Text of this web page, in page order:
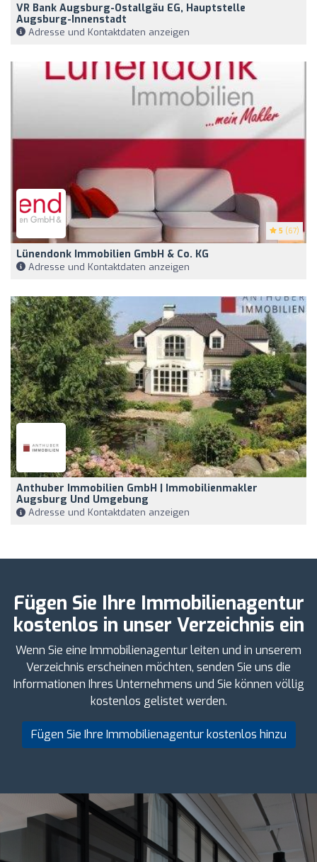
VR Bank Augsburg-Ostallgäu EG, Hauptstelle
Augsburg-Innenstadt
Adresse und Kontaktdaten anzeigen
5 (67)
Lünendonk Immobilien GmbH & Co. KG
Adresse und Kontaktdaten anzeigen
Anthuber Immobilien GmbH | Immobilienmakler
Augsburg Und Umgebung
Adresse und Kontaktdaten anzeigen
Fügen Sie Ihre Immobilienagentur
kostenlos in unser Verzeichnis ein
Wenn Sie eine Immobilienagentur leiten und in unserem
Verzeichnis erscheinen möchten, senden Sie uns die
Informationen Ihres Unternehmens und Sie können völlig
kostenlos gelistet werden.
Fügen Sie Ihre Immobilienagentur kostenlos hinzu